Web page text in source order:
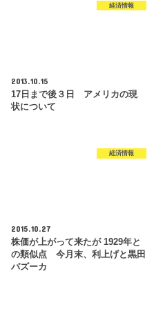
経済情報
2013.10.15
17日まで後３日 アメリカの現
状について
経済情報
2015.10.27
株価が上がって来たが 1929年と
の類似点 今月末、利上げと黒田
バズーカ